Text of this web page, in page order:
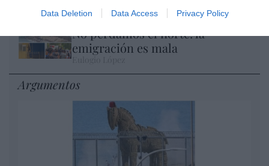
Data Deletion Data Access Privacy Policy
No perdamos el norte: la
emigración es mala
Argumentos